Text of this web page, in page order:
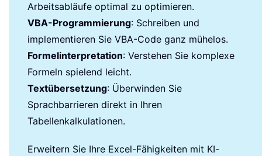
Arbeitsabläufe optimal zu optimieren.
VBA-Programmierung: Schreiben und
implementieren Sie VBA-Code ganz mühelos.
Formelinterpretation: Verstehen Sie komplexe
Formeln spielend leicht.
Textübersetzung: Überwinden Sie
Sprachbarrieren direkt in Ihren
Tabellenkalkulationen.
Erweitern Sie Ihre Excel-Fähigkeiten mit KI-